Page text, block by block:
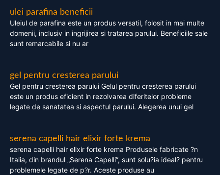
ulei parafina beneficii
Uleiul de parafina este un produs versatil, folosit in mai multe
domenii, inclusiv in ingrijirea si tratarea parului. Beneficiile sale
sunt remarcabile si nu ar
gel pentru cresterea parului
Gel pentru cresterea parului Gelul pentru cresterea parului
este un produs eficient in rezolvarea diferitelor probleme
legate de sanatatea si aspectul parului. Alegerea unui gel
serena capelli hair elixir forte krema
serena capelli hair elixir forte krema Produsele fabricate ?n
Italia, din brandul „Serena Capelli”, sunt solu?ia ideal? pentru
problemele legate de p?r. Aceste produse au